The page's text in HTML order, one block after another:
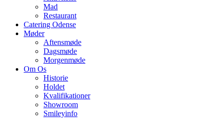
Mad
Restaurant
Catering Odense
Møder
Aftensmøde
Dagsmøde
Morgenmøde
Om Os
Historie
Holdet
Kvalifikationer
Showroom
Smileyinfo